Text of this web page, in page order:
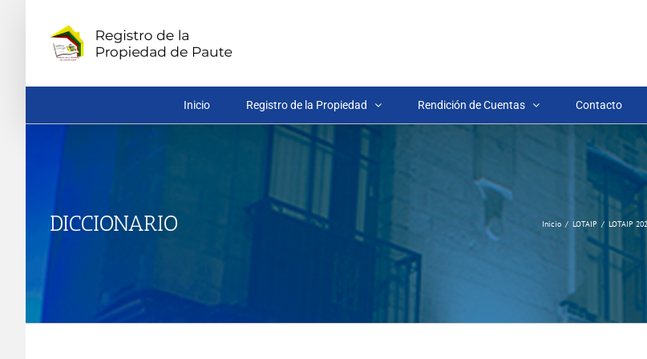
contenido
Inicio Registro de la Propiedad Rendición de Cuentas Contacto
DICCIONARIO Inicio LOTAIP LOTAIP